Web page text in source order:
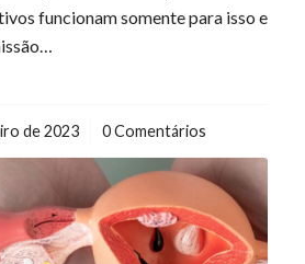
funcionam somente para isso e
de 2023
/ 0 Comentários